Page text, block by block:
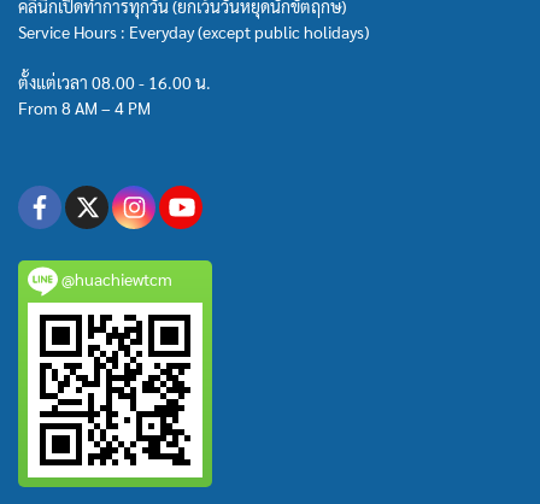
คลินิกเปิดทำการทุกวัน (ยกเว้นวันหยุดนักขัตฤกษ์)
Service Hours : Everyday (except public holidays)
ตั้งแต่เวลา 08.00 - 16.00 น.
From 8 AM – 4 PM
@huachiewtcm